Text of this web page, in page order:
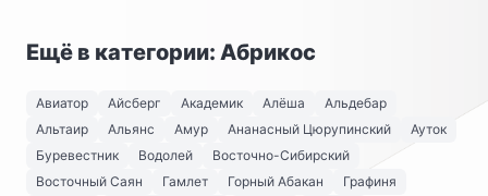
Ещё в категории: Абрикос
Авиатор Айсберг Академик Алёша
Альдебар
Альтаир
Альянс Амур Ананасный Цюрупинский
Ауток
Буревестник
Водолей
Восточно-Сибирский
Восточный Саян
Гамлет Горный Абакан
Графиня